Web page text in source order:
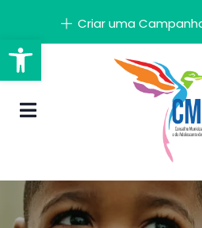
Barra de
Criar uma